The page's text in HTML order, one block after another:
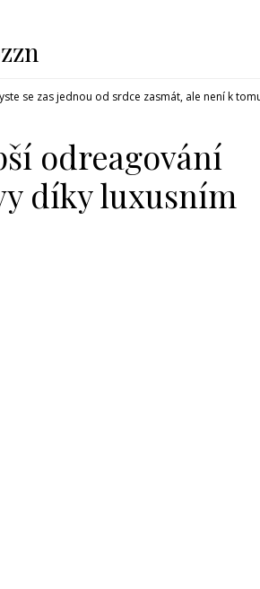
se zas jednou od srdce zasmát, ale není k
odreagování
díky luxusním